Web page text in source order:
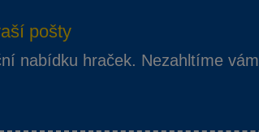
pošty
nabídku hraček. Nezahltíme vám